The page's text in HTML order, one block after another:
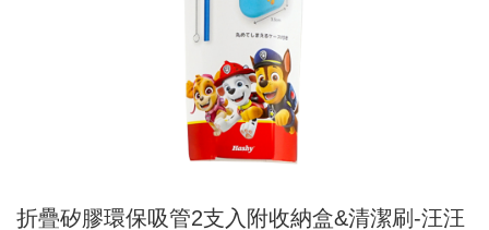
折疊矽膠環保吸管2支入附收納盒&清潔刷-汪汪